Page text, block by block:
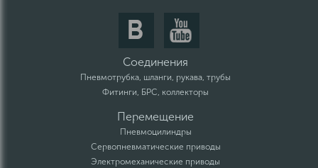
Соединения
Пневмотрубка, шланги, рукава, трубы
Фитинги, БРС, коллекторы
Перемещение
Пневмоцилиндры
Сервопневматические приводы
Электромеханические приводы